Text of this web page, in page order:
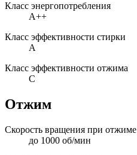
Класс энергопотребления
A++
Класс эффективности стирки
A
Класс эффективности отжима
C
Отжим
Скорость вращения при отжиме
до 1000 об/мин